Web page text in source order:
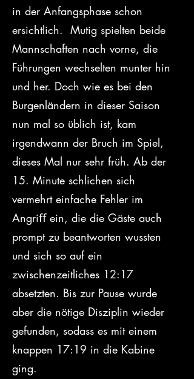
in der Anfangsphase schon
ersichtlich.  Mutig spielten beide
Mannschaften nach vorne, die
Führungen wechselten munter hin
und her. Doch wie es bei den
Burgenländern in dieser Saison
nun mal so üblich ist, kam
irgendwann der Bruch im Spiel,
dieses Mal nur sehr früh. Ab der
15. Minute schlichen sich
vermehrt einfache Fehler im
Angriﬀ ein, die die Gäste auch
prompt zu beantworten wussten
und sich so auf ein
zwischenzeitliches 12:17
absetzten. Bis zur Pause wurde
aber die nötige Disziplin wieder
gefunden, sodass es mit einem
knappen 17:19 in die Kabine
ging.